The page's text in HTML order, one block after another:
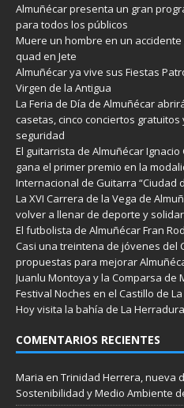
Almuñécar presenta un gran
para todos los públicos
Muere un hombre en un
quad en Jete
Almuñécar ya vive sus Fiestas
Virgen de la Antigua
La Feria de Día de Almuñécar
casetas, cinco conciertos
seguridad
El guitarrista de Almuñécar
gana el primer premio en la
Internacional de Guitarra “Ciudad
La XVI Carrera de la Vega de
volver a llenar de deporte y
El futbolista de Almuñécar Fran
Casi una treintena de jóvenes del
propuestas para mejorar
Juanlu Montoya y la Comparsa
Festival Noches en el Castillo de
Hoy visita la bahía de La
COMENTARIOS RECIENTES
Maria en Trinidad Herrera, nueva
Sostenibilidad y Medio Ambiente